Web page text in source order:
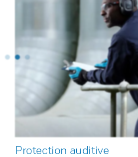
Protection auditive